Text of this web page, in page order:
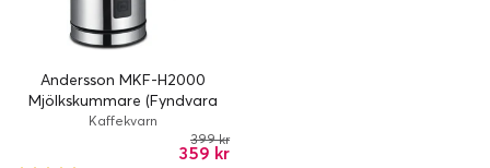
Andersson MKF-H2000
Mjölkskummare (Fyndvara
klass 2)
Kaffekvarn
359 kr
399 kr